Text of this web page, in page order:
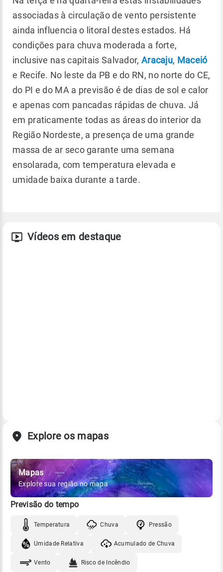
associadas à circulação de vento persistente
ainda influencia o litoral destes estados. Há
condições para chuva moderada a forte,
inclusive nas capitais Salvador, Aracaju, Maceió
e Recife. No leste da PB e do RN, no norte do CE,
do PI e do MA a previsão é de dias de sol e calor
e apenas com pancadas rápidas de chuva. Já
em praticamente todas as áreas do interior da
Região Nordeste, a presença de uma grande
massa de ar seco garante uma semana
ensolarada, com temperatura elevada e
umidade baixa durante a tarde.
Vídeos em destaque
Explore os mapas
Mapas
Explore sua região no mapa
Previsão do tempo
Temperatura Chuva Pressão
Umidade Relativa Acumulado de Chuva
Vento Risco de Incêndio